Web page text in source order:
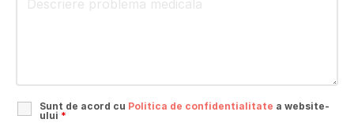
Sunt de acord cu Politica de confidentialitate a website-
ului *